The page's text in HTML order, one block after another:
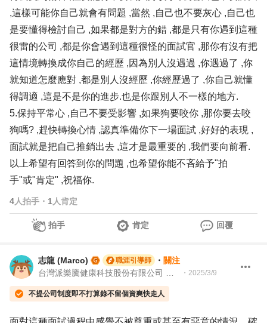
,這樣可能你自己就會有問題 ,當然 ,自己也不要灰心 ,自己也
是要懂得檢討自己 ,如果都是對方的錯 ,都是只有你遇到這種
很雷的公司 ,都是你會遇到這種很怪的面試官 ,那你有沒有把
這情境轉換成你自己的經歷 ,因為別人沒遇過 ,你遇過了 ,你
就知道怎麼應對 ,都是別人沒經歷 ,你經歷過了 ,你自己就懂
得調適 ,這是不是你的進步.也是你跟別人不一樣的地方.
5.保持平常心 ,自己不要受影響 ,如果狗要咬你 ,那你要去咬
狗嗎? ,趕快轉換心情 ,認真準備你下一場面試 ,好好的表現 ,
面試就是把自己推銷出去 ,這才是最重要的 ,我們要向前看.
以上希望有回答到你的問題 ,也希望你能不吝給予"拍
手"或"肯定" ,祝福你.
4人拍手 ・ 1 人肯定
拍手 肯定 回覆
志龍 (Marco) 職涯引導師 ・ 關注
・ 2025/3/9
不提公司制度即不打算錄不留個資爽快走人